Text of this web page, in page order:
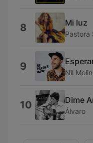
8 Mi luz
Pastora
9 Nil
10 Dime
Álvaro